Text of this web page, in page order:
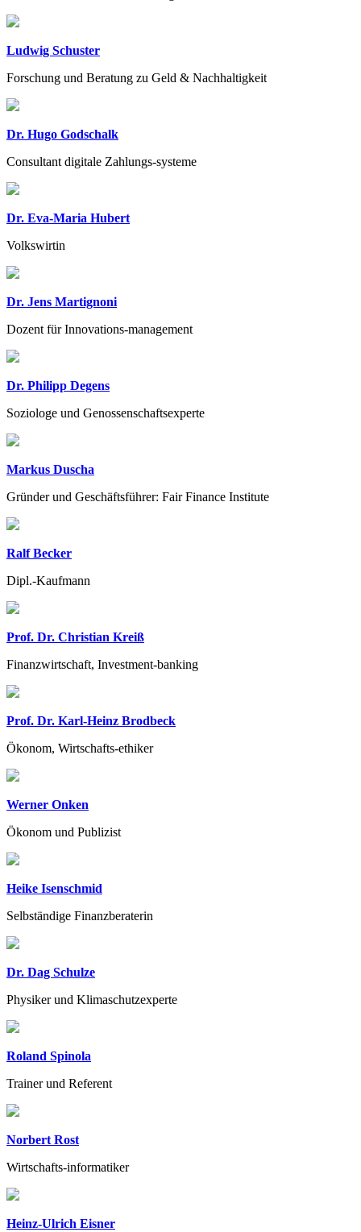
Ludwig Schuster
Forschung und Beratung zu Geld & Nachhaltigkeit
Dr. Hugo Godschalk
Consultant digitale Zahlungs-systeme
Dr. Eva-Maria Hubert
Volkswirtin
Dr. Jens Martignoni
Dozent für Innovations-management
Dr. Philipp Degens
Soziologe und Genossenschaftsexperte
Markus Duscha
Gründer und Geschäftsführer: Fair Finance Institute
Ralf Becker
Dipl.-Kaufmann
Prof. Dr. Christian Kreiß
Finanzwirtschaft, Investment-banking
Prof. Dr. Karl-Heinz Brodbeck
Ökonom, Wirtschafts-ethiker
Werner Onken
Ökonom und Publizist
Heike Isenschmid
Selbständige Finanzberaterin
Dr. Dag Schulze
Physiker und Klimaschutzexperte
Roland Spinola
Trainer und Referent
Norbert Rost
Wirtschafts-informatiker
Heinz-Ulrich Eisner